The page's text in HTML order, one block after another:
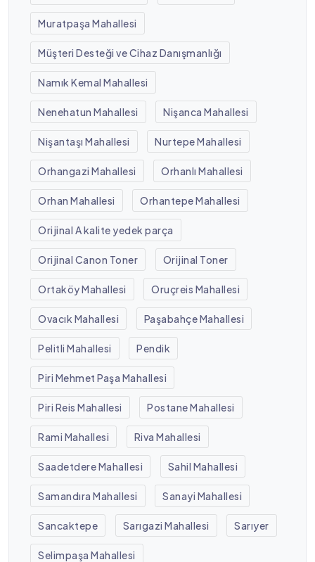
Muratpaşa Mahallesi
Müşteri Desteği ve Cihaz Danışmanlığı
Namık Kemal Mahallesi
Nenehatun Mahallesi Nişanca Mahallesi
Nişantaşı Mahallesi Nurtepe Mahallesi
Orhangazi Mahallesi Orhanlı Mahallesi
Orhan Mahallesi Orhantepe Mahallesi
Orijinal A kalite yedek parça
Orijinal Canon Toner Orijinal Toner
Ortaköy Mahallesi Oruçreis Mahallesi
Ovacık Mahallesi Paşabahçe Mahallesi
Pelitli Mahallesi Pendik
Piri Mehmet Paşa Mahallesi
Piri Reis Mahallesi Postane Mahallesi
Rami Mahallesi Riva Mahallesi
Saadetdere Mahallesi Sahil Mahallesi
Samandıra Mahallesi Sanayi Mahallesi
Sancaktepe Sarıgazi Mahallesi Sarıyer
Selimpaşa Mahallesi